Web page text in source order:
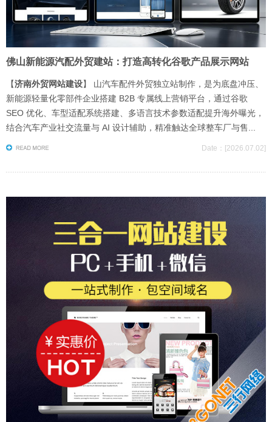
佛山新能源汽配外贸建站：打造高转化谷歌产品展示网站
【济南外贸网站建设】 山汽车配件外贸独立站制作，是为底盘冲压、
新能源轻量化零部件企业搭建 B2B 专属线上营销平台，通过谷歌
SEO 优化、车型适配系统搭建、多语言技术参数适配提升海外曝光，
结合汽车产业社交流量与 AI 设计辅助，精准触达全球整车厂与售...
Date：[2026.07.02]